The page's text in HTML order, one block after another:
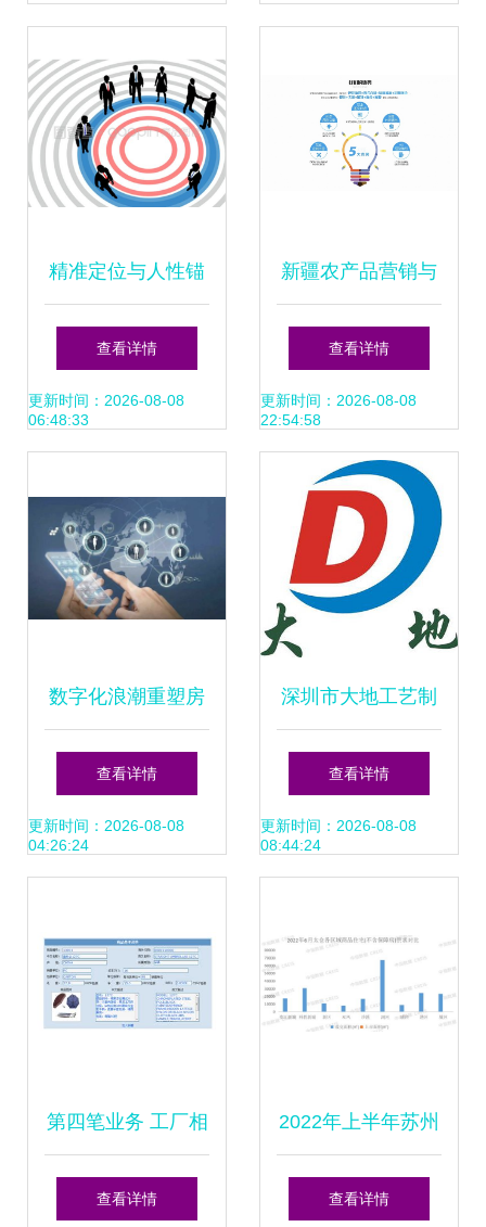
精准定位与人性锚
点 商界赢家的风险
博弈法则
查看详情
更新时间：2026-08-08
06:48:33
新疆农产品营销与
销售业务的创新突
破路径
查看详情
更新时间：2026-08-08
22:54:58
数字化浪潮重塑房
地产格局 线上营销
赋能销售业务的新
查看详情
更新时间：2026-08-08
04:26:24
深圳市大地工艺制
品厂业务拓展之道
从产品制造到市场
查看详情
更新时间：2026-08-08
08:44:24
第四笔业务 工厂相
关资料与销售业务
查看详情
2022年上半年苏州
房地产企业销售业
查看详情